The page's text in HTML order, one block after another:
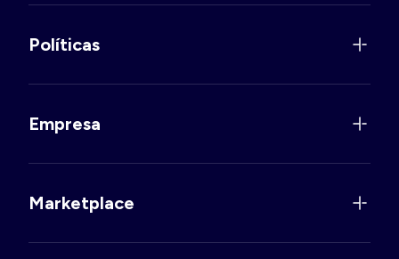
Políticas
Empresa
Marketplace